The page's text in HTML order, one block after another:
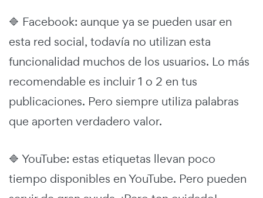
🔷 Facebook: aunque ya se pueden usar en
esta red social, todavía no utilizan esta
funcionalidad muchos de los usuarios. Lo más
recomendable es incluir 1 o 2 en tus
publicaciones. Pero siempre utiliza palabras
que aporten verdadero valor.
🔷 YouTube: estas etiquetas llevan poco
tiempo disponibles en YouTube. Pero pueden